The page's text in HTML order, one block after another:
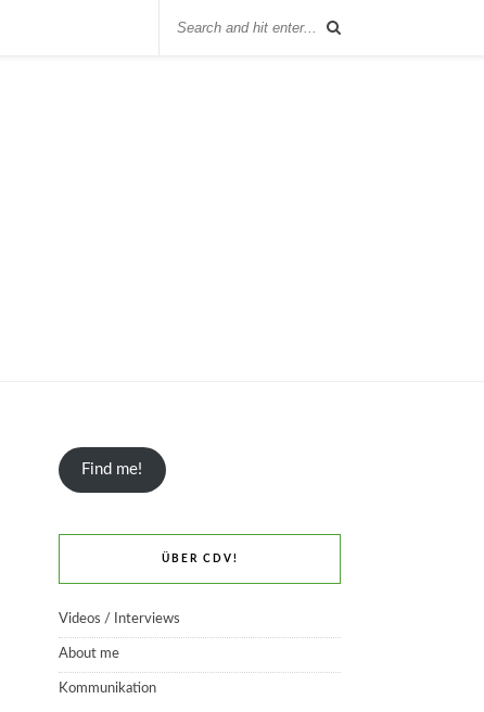
Find me!
ÜBER CDV!
Videos / Interviews
About me
Kommunikation